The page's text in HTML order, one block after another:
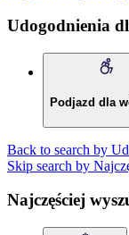
Udogodnienia
Podjazd dla
Back to search by
Skip search by
Najczęściej